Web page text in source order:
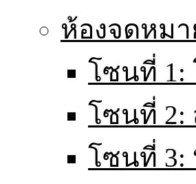
ห้องจดหม
โซนที่ 1:
โซนที่ 2:
โซนที่ 3: